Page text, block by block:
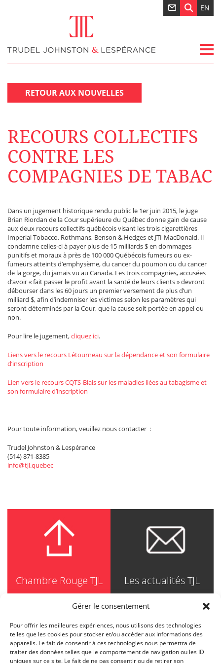
Gérer le consentement
Pour offrir les meilleures expériences, nous utilisons des technologies
telles que les cookies pour stocker et/ou accéder aux informations des
appareils. Le fait de consentir à ces technologies nous permettra de
traiter des données telles que le comportement de navigation ou les ID
uniques sur ce site. Le fait de ne pas consentir ou de retirer son
EN
RETOUR AUX NOUVELLES
RECOURS COLLECTIFS
CONTRE LES
COMPAGNIES DE TABAC
Dans un jugement historique rendu public le 1er juin 2015, le juge
Brian Riordan de la Cour supérieure du Québec donne gain de cause
aux deux recours collectifs québécois visant les trois cigarettières
Imperial Tobacco, Rothmans, Benson & Hedges et JTI-MacDonald. Il
condamne celles-ci à payer plus de 15 milliards $ en dommages
punitifs et moraux à près de 100 000 Québécois fumeurs ou ex-
fumeurs atteints d’emphysème, du cancer du poumon ou du cancer
de la gorge, du jamais vu au Canada. Les trois compagnies, accusées
d’avoir « fait passer le profit avant la santé de leurs clients » devront
débourser dans les 60 jours un premier versement de plus d’un
milliard $, afin d’indemniser les victimes selon les paramètres qui
seront déterminés par la Cour, que la cause soit portée en appel ou
non.
Pour lire le jugement,cliquez ici.
Liens vers le recours Létourneau sur la dépendance et son formulaire
d’inscription
Lien vers le recours CQTS-Blais sur les maladies liées au tabagisme et
son formulaire d’inscription
Pour toute information, veuillez nous contacter :
Trudel Johnston & Lespérance
(514) 871-8385
info@tjl.quebec
Chambre Rouge TJL Les actualités TJL
TRUDEL JOHNSTON & LESPÉRANCE
Avocats / Barristers & Solicitors
750, Côte de la Place d'Armes, Suite 90
Montréal (Quebec) H2Y 2X8